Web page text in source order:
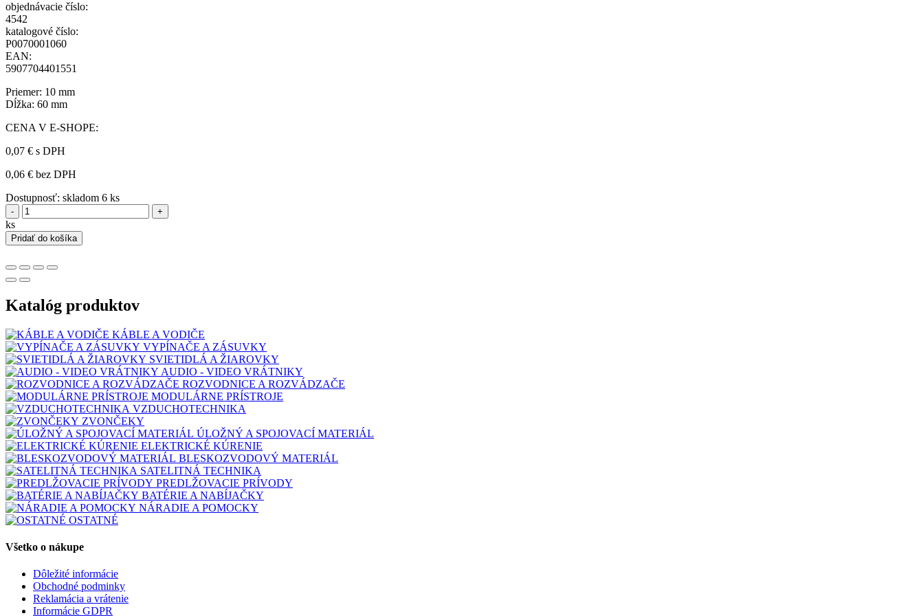
objednávacie číslo:
4542
katalogové číslo:
P0070001060
EAN:
5907704401551
Priemer: 10 mm
Dĺžka: 60 mm
CENA V E-SHOPE:
0,07 € s DPH
0,06 € bez DPH
Dostupnosť: skladom 6 ks
- +
ks
Pridať do košíka
Katalóg produktov
KÁBLE A VODIČE
VYPÍNAČE A ZÁSUVKY
SVIETIDLÁ A ŽIAROVKY
AUDIO - VIDEO VRÁTNIKY
ROZVODNICE A ROZVÁDZAČE
MODULÁRNE PRÍSTROJE
VZDUCHOTECHNIKA
ZVONČEKY
ÚLOŽNÝ A SPOJOVACÍ MATERIÁL
ELEKTRICKÉ KÚRENIE
BLESKOZVODOVÝ MATERIÁL
SATELITNÁ TECHNIKA
PREDLŽOVACIE PRÍVODY
BATÉRIE A NABÍJAČKY
NÁRADIE A POMOCKY
OSTATNÉ
Všetko o nákupe
Dôležité informácie
Obchodné podminky
Reklamácia a vrátenie
Informácie GDPR